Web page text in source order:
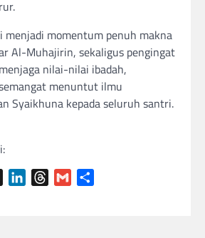
menjadi momentum penuh makna
Al-Muhajirin, sekaligus pengingat
nilai-nilai ibadah,
menuntut ilmu
Syaikhuna kepada seluruh santri.
LinkedInThreads
Gmail